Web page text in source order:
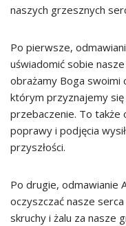
naszych grzesznych
Po pierwsze,
uświadomić sobie
obrażamy Boga swoimi
którym przyznajemy się
przebaczenie. To także
poprawy i podjęcia
przyszłości.
Po drugie, odmawianie
oczyszczać nasze
skruchy i żalu za nasze